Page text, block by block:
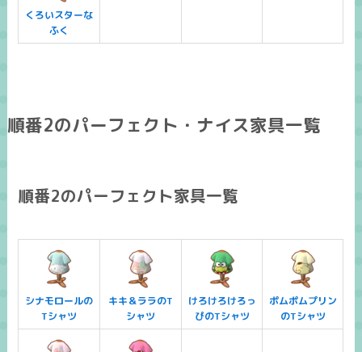
くろいスターな
ふく
順番2のパーフェクト・ナイス家具一覧
順番2のパーフェクト家具一覧
シナモロールの
Tシャツ
キキ＆ララのT
シャツ
けろけろけろっ
ぴのTシャツ
ポムポムプリン
のTシャツ